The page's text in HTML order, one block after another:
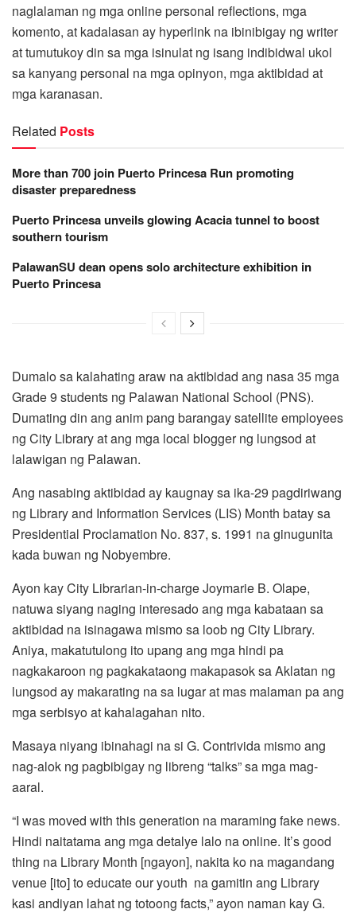
naglalaman ng mga online personal reflections, mga
komento, at kadalasan ay hyperlink na ibinibigay ng writer
at tumutukoy din sa mga isinulat ng isang indibidwal ukol
sa kanyang personal na mga opinyon, mga aktibidad at
mga karanasan.
Related Posts
More than 700 join Puerto Princesa Run promoting
disaster preparedness
Puerto Princesa unveils glowing Acacia tunnel to boost
southern tourism
PalawanSU dean opens solo architecture exhibition in
Puerto Princesa
Dumalo sa kalahating araw na aktibidad ang nasa 35 mga
Grade 9 students ng Palawan National School (PNS).
Dumating din ang anim pang barangay satellite employees
ng City Library at ang mga local blogger ng lungsod at
lalawigan ng Palawan.
Ang nasabing aktibidad ay kaugnay sa ika-29 pagdiriwang
ng Library and Information Services (LIS) Month batay sa
Presidential Proclamation No. 837, s. 1991 na ginugunita
kada buwan ng Nobyembre.
Ayon kay City Librarian-in-charge Joymarie B. Olape,
natuwa siyang naging interesado ang mga kabataan sa
aktibidad na isinagawa mismo sa loob ng City Library.
Aniya, makatutulong ito upang ang mga hindi pa
nagkakaroon ng pagkakataong makapasok sa Aklatan ng
lungsod ay makarating na sa lugar at mas malaman pa ang
mga serbisyo at kahalagahan nito.
Masaya niyang ibinahagi na si G. Contrivida mismo ang
nag-alok ng pagbibigay ng libreng “talks” sa mga mag-
aaral.
“I was moved with this generation na maraming fake news.
Hindi naitatama ang mga detalye lalo na online. It’s good
thing na Library Month [ngayon], nakita ko na magandang
venue [ito] to educate our youth na gamitin ang Library
kasi andiyan lahat ng totoong facts,” ayon naman kay G.